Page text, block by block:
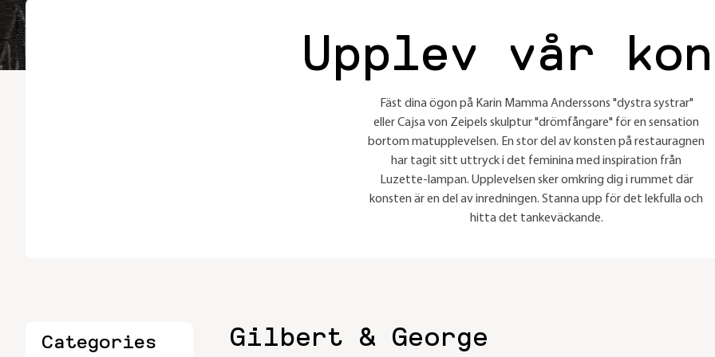
Upplev vår
Fäst dina ögon på Karin Mamma Anderssons "dystra systrar"
eller Cajsa von Zeipels skulptur "drömfångare" för en sensation
bortom matupplevelsen. En stor del av konsten på restauragnen
har tagit sitt uttryck i det feminina med inspiration från
Luzette-lampan. Upplevelsen sker omkring dig i rummet där
konsten är en del av inredningen. Stanna upp för det lekfulla och
hitta det tankeväckande.
Categories Gilbert & George